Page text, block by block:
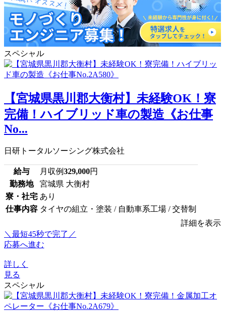
スペシャル
【宮城県黒川郡大衡村】未経験OK！寮
完備！ハイブリッド車の製造《お仕事
No...
日研トータルソーシング株式会社
給与 月収例329,000円
勤務地
宮城県 大衡村
寮・社宅 あり
仕事内容 タイヤの組立・塗装 / 自動車系工場 / 交替制
詳細を表示
＼最短45秒で完了／
応募へ進む
詳しく
見る
スペシャル